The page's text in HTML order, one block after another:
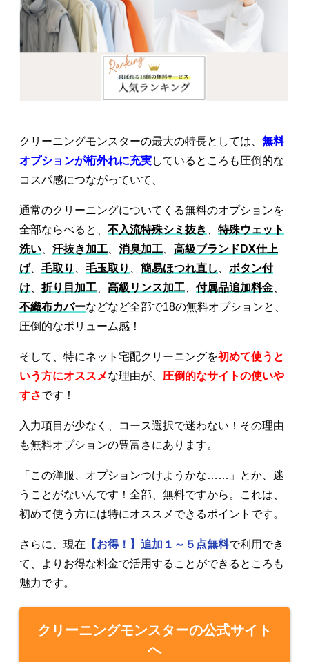
クリーニングモンスターの最大の特長としては、 無料
オプションが桁外れに充実しているところも圧倒的な
コスパ感につながっていて、
通常のクリーニングについてくる無料のオプションを
全部ならべると、 不入流特殊シミ抜き
特殊ウェット
洗い
汗抜き加工 消臭加工
高級ブランドDX仕上
げ、 毛取り 毛玉取り 簡易ほつれ直し
ボタン付
け
折り目加工 高級リンス加工 付属品追加料金
不織布カバーなどなど全部で18の無料オプションと、
圧倒的なボリューム感！
そして、特にネット宅配クリーニングを初めて使うと
いう方にオススメな理由が、 圧倒的なサイトの使いや
すさです！
入力項目が少なく、コース選択で迷わない！その理由
も無料オプションの豊富さにあります。
「この洋服、オプションつけようかな……」とか、迷
うことがないんです！全部、無料ですから。これは、
初めて使う方には特にオススメできるポイントです。
さらに、現在 【お得！】追加１～５点無料で利用でき
て、よりお得な料金で活用することができるところも
魅力です。
クリーニングモンスターの公式サイト
へ